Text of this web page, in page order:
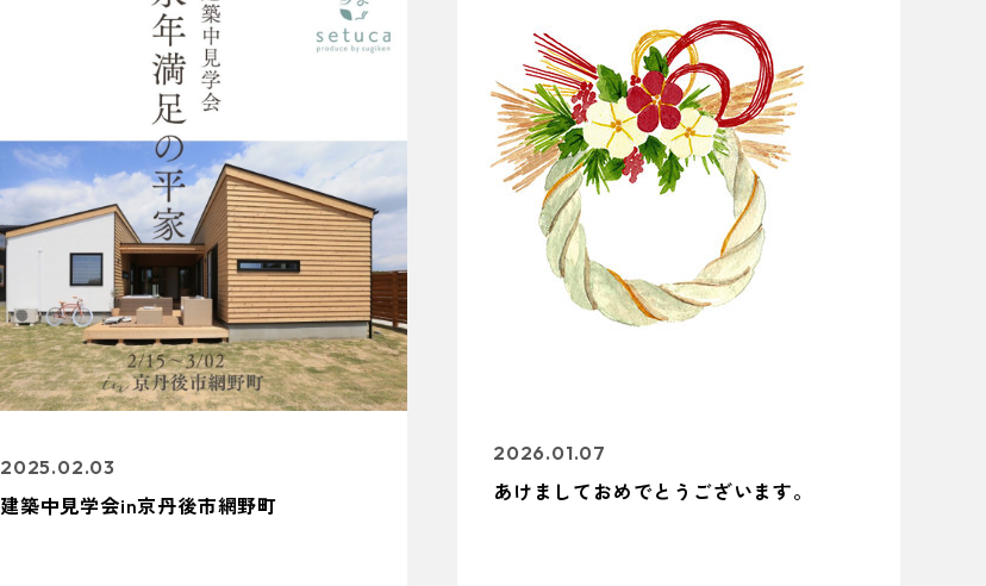
2025.02.03
建築中見学会in京丹後市網野町
2026.01.07
あけましておめでとうございます。